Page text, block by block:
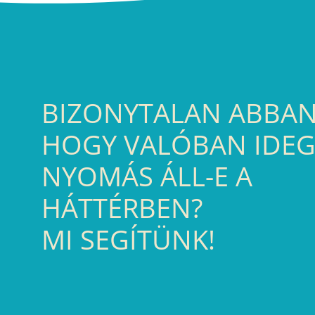
BIZONYTALAN
HOGY VALÓBAN
NYOMÁS ÁLL-E A
HÁTTÉRBEN?
MI SEGÍTÜNK!